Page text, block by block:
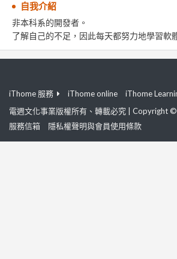
自我介紹
非本科系的開發者。
了解自己的不足，因此每天都努力地學習軟
iThome 服務 iThome online
iThome
電週文化事業版權所有、轉載必究 | Copyright
服務信箱
隱私權聲明與會員使用條款